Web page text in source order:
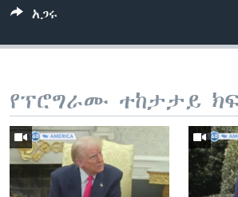
አጋሩ
የፕሮግራሙ ተከታታይ